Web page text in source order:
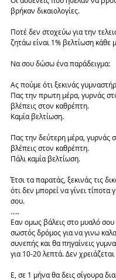
βρήκαν δικαιολογίες.
Ποτέ δεν στοχεύω για την
ζητάω είναι 1% βελτίωση κάθε
Να σου δώσω ένα παράδειγμα:
Ας πούμε ότι ξεκινάς
Πας την πρωτη μέρα, γυρνάς στο
βλέπεις στον καθρέπτη.
Καμία βελτίωση.
Πας την δεύτερη μέρα, γυρνάς
βλέπεις στον καθρέπτη.
Πάλι καμία βελτίωση.
Έτσι τα παρατάς, ξεκινάς τις
ότι δεν μπορεί να γίνει τίποτα
σου.
.....
Εαν ομως βάλεις στο μυαλό σου
σωστός δρόμος για να γινω
συνεπής και θα πηγαίνεις
για 10-20 λεπτά. Δεν
Ε, σε 1 μήνα θα δεις σίγουρα